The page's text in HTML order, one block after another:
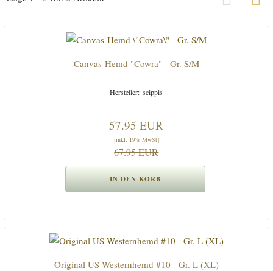
Canvas-Hemd "Cowra" - Gr. S/M
scippis
57.95 EUR
[inkl. 19% MwSt]
67.95 EUR
Original US Westernhemd #10 - Gr. L (XL)